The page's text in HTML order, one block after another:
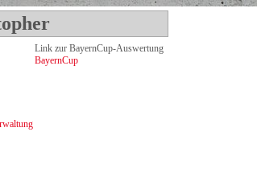
Link zur BayernCup-Auswertung
BayernCup